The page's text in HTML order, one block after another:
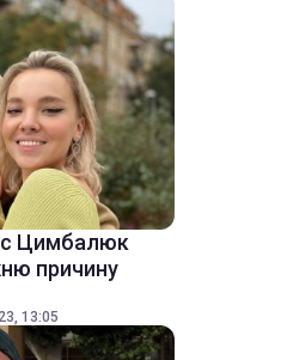
Цимбалюк
причину
13:05